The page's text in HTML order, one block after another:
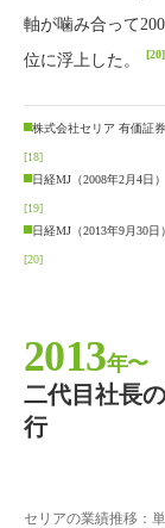
軸が噛み合って
位に浮上した。
[20]
株式会社セリア 有価証
[18]
日経MJ（2008年2月4日）
[19]
日経MJ（2013年9月30日）
[20]
2013年〜
二代目社長
行
セリアの業績推移：